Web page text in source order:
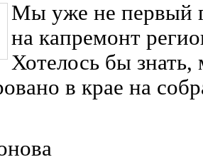
Мы уже не первый
на капремонт
Хотелось бы
в крае на